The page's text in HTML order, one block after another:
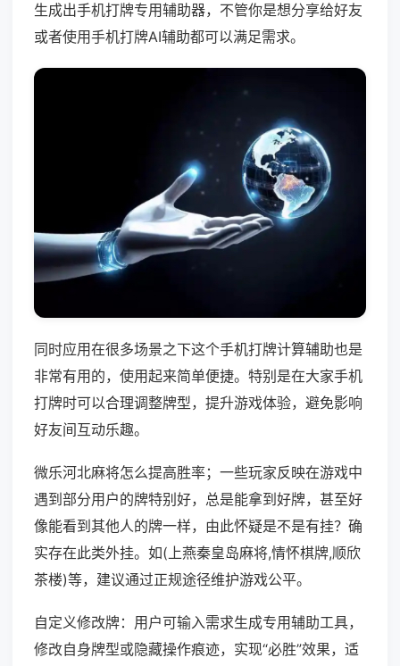
生成出手机打牌专用辅助器，不管你是想分享给好友
或者使用手机打牌AI辅助都可以满足需求。
同时应用在很多场景之下这个手机打牌计算辅助也是
非常有用的，使用起来简单便捷。特别是在大家手机
打牌时可以合理调整牌型，提升游戏体验，避免影响
好友间互动乐趣。
微乐河北麻将怎么提高胜率；一些玩家反映在游戏中
遇到部分用户的牌特别好，总是能拿到好牌，甚至好
像能看到其他人的牌一样，由此怀疑是不是有挂？确
实存在此类外挂。如(上燕秦皇岛麻将,情怀棋牌,顺欣
茶楼)等，建议通过正规途径维护游戏公平。
自定义修改牌：用户可输入需求生成专用辅助工具，
修改自身牌型或隐藏操作痕迹，实现“必胜”效果，适